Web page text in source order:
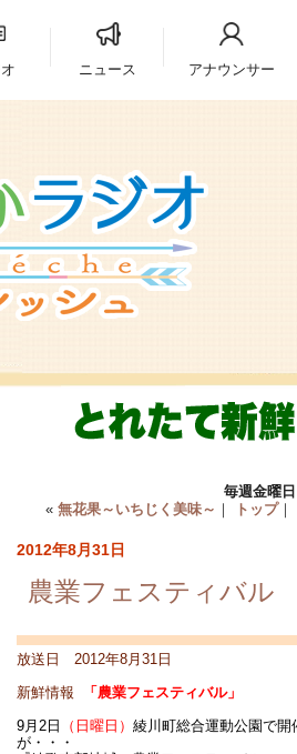
ニュース アナウンサー
毎週金曜
« 無花果～いちじく美味～ ｜ トップ｜
2012年8月31日
農業フェスティバル
放送日 2012年8月31日
新鮮情報
「農業フェスティバル」
9月2日
（日曜日） 綾川町総合運動公園で開
が・・・